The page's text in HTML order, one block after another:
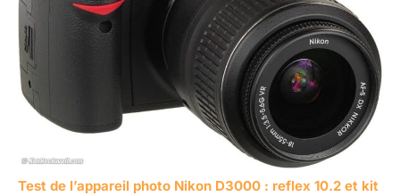
Test de l’appareil photo Nikon D3000 : reflex 10.2 et kit